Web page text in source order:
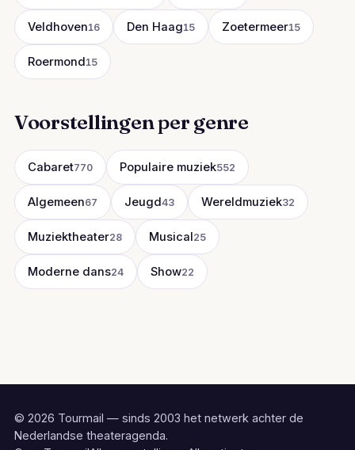
Veldhoven16 Den Haag15 Zoetermeer15
Roermond15
Voorstellingen per genre
Cabaret770 Populaire muziek552
Algemeen67 Jeugd43 Wereldmuziek32
Muziektheater28 Musical25
Moderne dans24 Show22
© 2026 Tourmail — sinds 2003 het netwerk achter de
Nederlandse theateragenda.